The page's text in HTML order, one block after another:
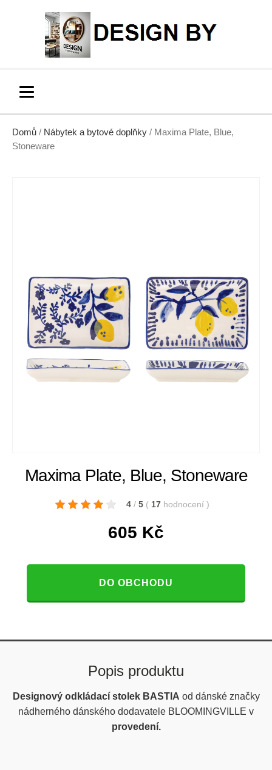
Domů / Nábytek a bytové doplňky / Maxima Plate, Blue,
Stoneware
Maxima Plate, Blue, Stoneware
4 / 5 ( 17 hodnocení )
605 Kč
DO OBCHODU
Popis produktu
Designový odkládací stolek BASTIA od dánské značky
nádherného dánského dodavatele BLOOMINGVILLE v
provedení.